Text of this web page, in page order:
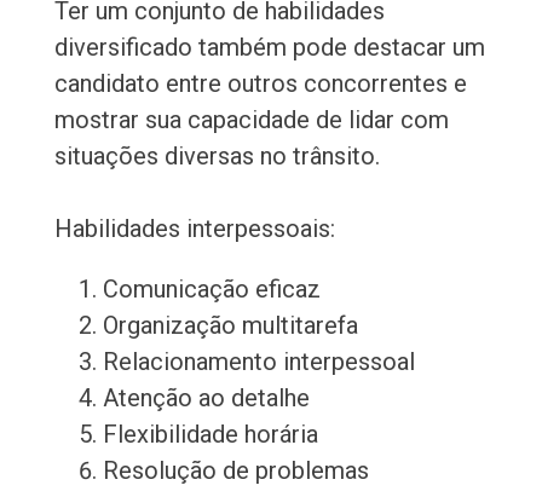
Ter um conjunto de habilidades
diversificado também pode destacar um
candidato entre outros concorrentes e
mostrar sua capacidade de lidar com
situações diversas no trânsito.
Habilidades interpessoais:
Comunicação eficaz
Organização multitarefa
Relacionamento interpessoal
Atenção ao detalhe
Flexibilidade horária
Resolução de problemas